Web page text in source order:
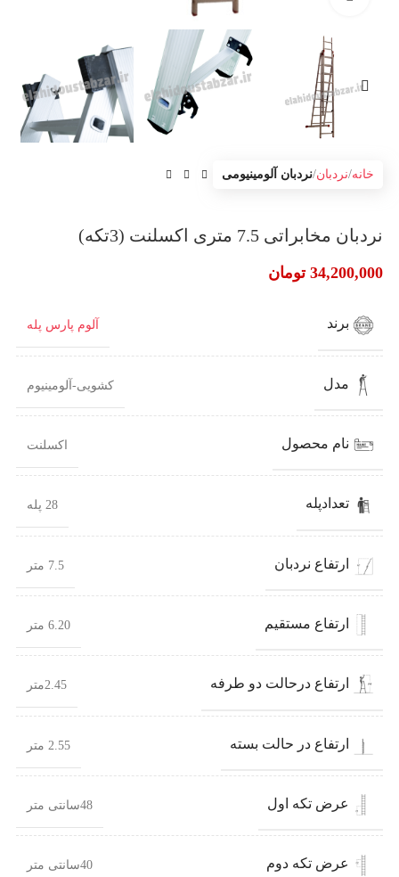
خانه نردبان نردبان آلومینیومی
نردبان مخابراتی 7.5 متری اکسلنت (3تکه)
34,200,000 تومان
برند آلوم پارس پله
مدل کشویی-آلومینیوم
نام محصول اکسلنت
تعدادپله 28 پله
ارتفاع نردبان 7.5 متر
ارتفاع مستقیم 6.20 متر
ارتفاع درحالت دو طرفه 2.45متر
ارتفاع در حالت بسته 2.55 متر
عرض تکه اول 48سانتی متر
عرض تکه دوم 40سانتی متر